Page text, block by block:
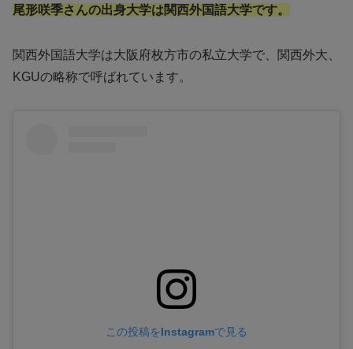
尾形咲季さんの出身大学は関西外国語大学です。
関西外国語大学は大阪府枚方市の私立大学で、関西外大、
KGUの略称で呼ばれています。
この投稿をInstagramで見る